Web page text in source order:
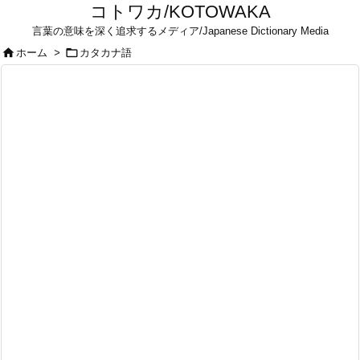
コトワカ/KOTOWAKA
言葉の意味を深く追求するメディア/Japanese Dictionary Media
ホーム >  カタカナ語